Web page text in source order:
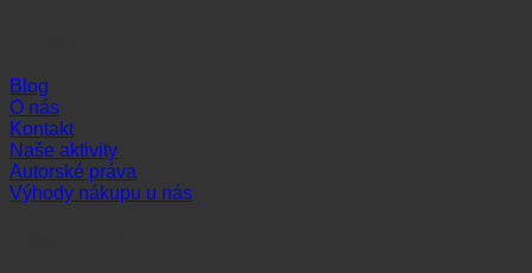
Blog
O nás
Kontakt
Naše aktivity
Autorské práva
Výhody nákupu u nás